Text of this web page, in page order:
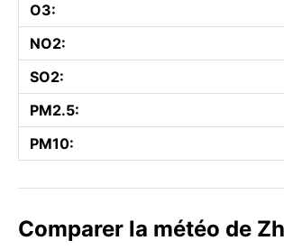
O3:
NO2:
SO2:
PM2.5:
PM10:
Comparer la météo de